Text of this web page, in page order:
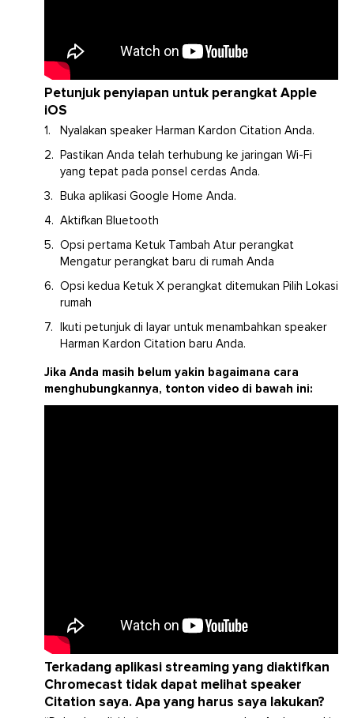
Petunjuk penyiapan untuk perangkat Apple
iOS
Nyalakan speaker Harman Kardon Citation Anda.
Pastikan Anda telah terhubung ke jaringan Wi-Fi
yang tepat pada ponsel cerdas Anda.
Buka aplikasi Google Home Anda.
Aktifkan Bluetooth
Opsi pertama Ketuk Tambah Atur perangkat
Mengatur perangkat baru di rumah Anda
Opsi kedua Ketuk X perangkat ditemukan Pilih Lokasi
rumah
Ikuti petunjuk di layar untuk menambahkan speaker
Harman Kardon Citation baru Anda.
Jika Anda masih belum yakin bagaimana cara
menghubungkannya, tonton video di bawah ini:
Terkadang aplikasi streaming yang diaktifkan
Chromecast tidak dapat melihat speaker
Citation saya. Apa yang harus saya lakukan?